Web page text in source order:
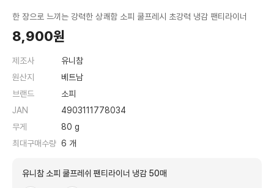
한 장으로 느끼는 강력한 상쾌함 소피 쿨프레시 초강력 냉감 팬티라이너
8,900원
제조사
유니참
원산지
베트남
브랜드
소피
JAN
4903111778034
무게
80 g
최대구매수량 6 개
유니참 소피 쿨프레쉬 팬티라이너 냉감 50매